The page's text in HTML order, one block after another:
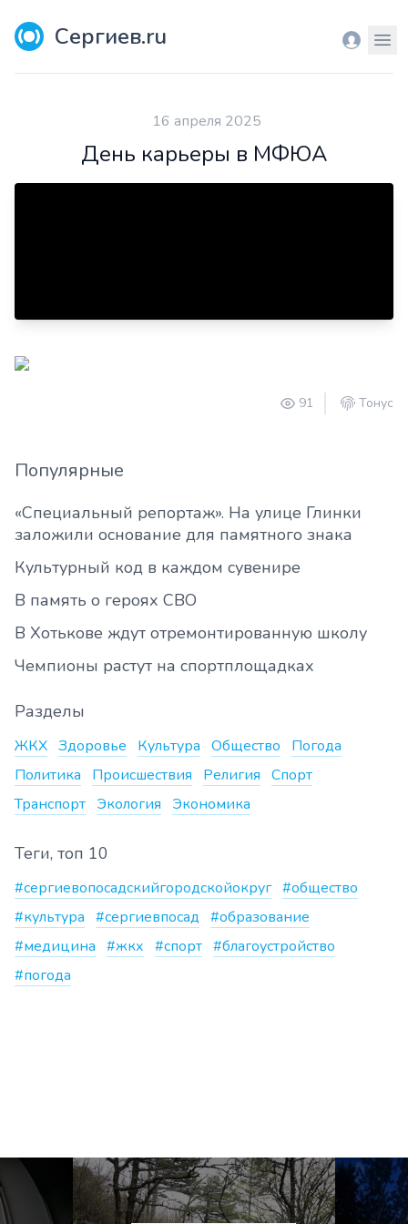
Сергиев.ru Вход
16 апреля 2025
День карьеры в МФЮА
91 Тонус
Популярные
«Специальный репортаж». На улице Глинки
заложили основание для памятного знака
Культурный код в каждом сувенире
В память о героях СВО
В Хотькове ждут отремонтированную школу
Чемпионы растут на спортплощадках
Разделы
ЖКХ Здоровье Культура Общество
Погода
Политика
Происшествия Религия Спорт
Транспорт Экология Экономика
Теги, топ 10
#сергиевопосадскийгородскойокруг #общество
#культура #сергиевпосад #образование
#медицина #жкх #спорт #благоустройство
#погода